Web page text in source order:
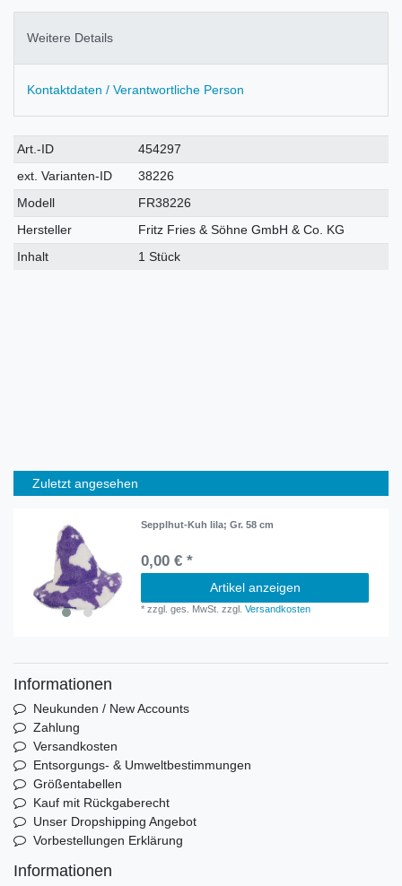
Weitere Details
Kontaktdaten / Verantwortliche Person
Technisches
Merkmal
Wert
Art.-ID
454297
ext. Varianten-ID
38226
Modell
FR38226
Hersteller
Fritz Fries & Söhne GmbH & Co. KG
Inhalt
1 Stück
Zuletzt angesehen
Sepplhut-Kuh lila; Gr. 58 cm
0,00 € *
Artikel anzeigen
*zzgl. ges. MwSt. zzgl.Versandkosten
Informationen
Neukunden / New Accounts
Zahlung
Versandkosten
Entsorgungs- & Umweltbestimmungen
Größentabellen
Kauf mit Rückgaberecht
Unser Dropshipping Angebot
Vorbestellungen Erklärung
Informationen